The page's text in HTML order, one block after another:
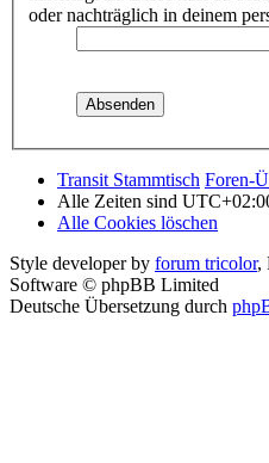
oder nachträglich in deinem
Transit Stammtisch Foren-
Alle Zeiten sind
Alle Cookies löschen
Style developer by forum tricolor,
Software © phpBB Limited
Deutsche Übersetzung durch